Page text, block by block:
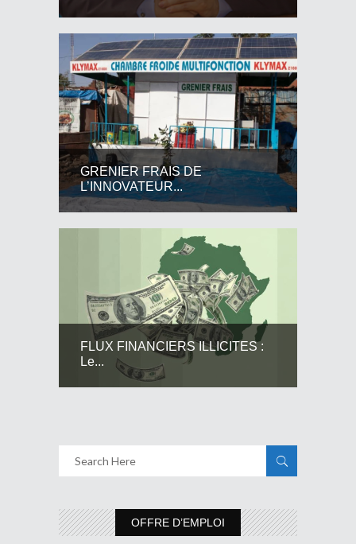
GRENIER FRAIS DE
L’INNOVATEUR...
FLUX FINANCIERS ILLICITES :
Le...
OFFRE D’EMPLOI